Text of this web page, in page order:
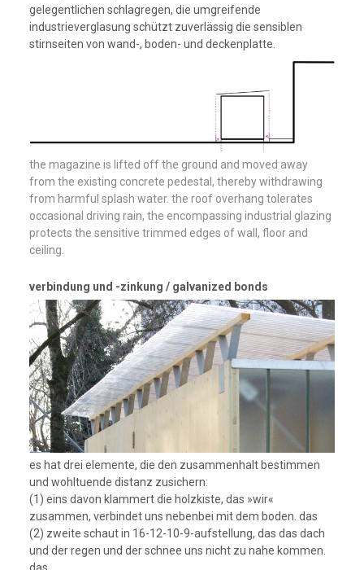
gelegentlichen schlagregen, die umgreifende
industrieverglasung schützt zuverlässig die sensiblen
stirnseiten von wand-, boden- und deckenplatte.
the magazine is lifted off the ground and moved away
from the existing concrete pedestal, thereby withdrawing
from harmful splash water. the roof overhang tolerates
occasional driving rain, the encompassing industrial glazing
protects the sensitive trimmed edges of wall, floor and
ceiling.
verbindung und -zinkung / galvanized bonds
es hat drei elemente, die den zusammenhalt bestimmen
und wohltuende distanz zusichern:
(1) eins davon klammert die holzkiste, das »wir«
zusammen, verbindet uns nebenbei mit dem boden. das
(2) zweite schaut in 16-12-10-9-aufstellung, das das dach
und der regen und der schnee uns nicht zu nahe kommen.